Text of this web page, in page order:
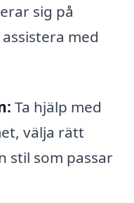
sig på
med
Ta hjälp med
välja rätt
stil som passar